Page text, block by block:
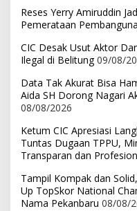
Reses Yerry Amiruddin
Pemerataan
CIC Desak Usut Aktor
Ilegal di Belitung 09/08/
Data Tak Akurat Bisa
Aida SH Dorong Nagari
08/08/2026
Ketum CIC Apresiasi
Tuntas Dugaan TPPU,
Transparan dan
Tampil Kompak dan
Up TopSkor National
Nama Pekanbaru 08/08/